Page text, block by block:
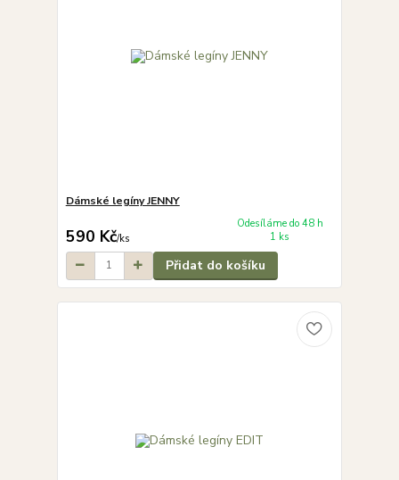
Dámské legíny JENNY
590 Kč/ks
Odesíláme do 48 h
1 ks
Přidat do košíku